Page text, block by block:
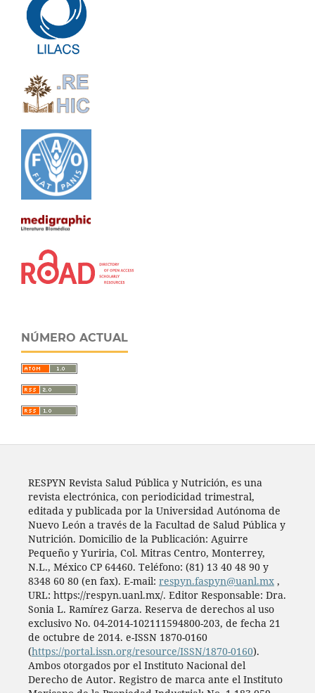
NÚMERO ACTUAL
RESPYN Revista Salud Pública y Nutrición, es una
revista electrónica, con periodicidad trimestral,
editada y publicada por la Universidad Autónoma de
Nuevo León a través de la Facultad de Salud Pública y
Nutrición. Domicilio de la Publicación: Aguirre
Pequeño y Yuriria, Col. Mitras Centro, Monterrey,
N.L., México CP 64460. Teléfono: (81) 13 40 48 90 y
8348 60 80 (en fax). E-mail: respyn.faspyn@uanl.mx,
URL: https://respyn.uanl.mx/. Editor Responsable: Dra.
Sonia L. Ramírez Garza. Reserva de derechos al uso
exclusivo No. 04-2014-102111594800-203, de fecha 21
de octubre de 2014. e-ISSN 1870-0160
(https://portal.issn.org/resource/ISSN/1870-0160).
Ambos otorgados por el Instituto Nacional del
Derecho de Autor. Registro de marca ante el Instituto